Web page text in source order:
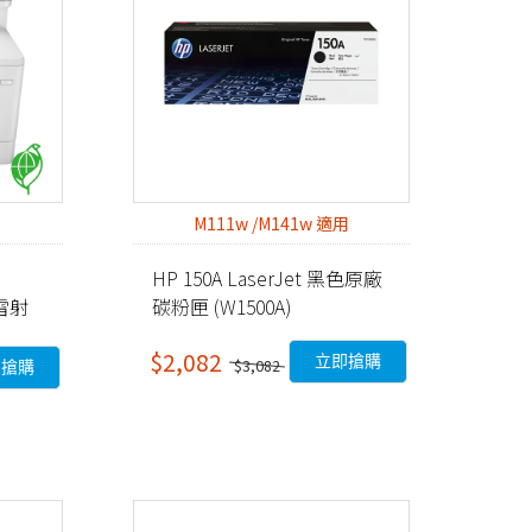
射
購
M111w /M141w 適用
HP 150A LaserJet 黑色原廠
碳粉匣 (W1500A)
$2,082 $3,082 立即搶購